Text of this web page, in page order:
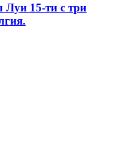
Луи 15-ти с три